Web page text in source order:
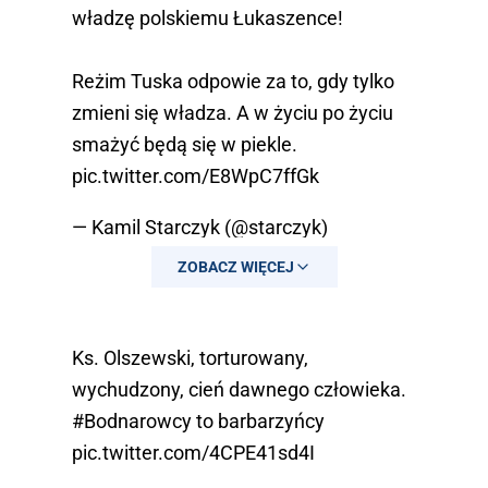
władzę polskiemu Łukaszence!
Reżim Tuska odpowie za to, gdy tylko
zmieni się władza. A w życiu po życiu
smażyć będą się w piekle.
pic.twitter.com/E8WpC7ffGk
— Kamil Starczyk (@starczyk)
September 6, 2024ZOBACZ WIĘCEJ
Ks. Olszewski, torturowany,
wychudzony, cień dawnego człowieka.
#Bodnarowcyto barbarzyńcy
pic.twitter.com/4CPE41sd4I